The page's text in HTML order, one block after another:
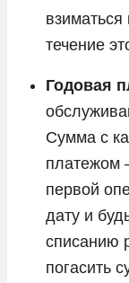
течение
Годовая
Сумма с
платежом
первой
дату и
списанию
погасить